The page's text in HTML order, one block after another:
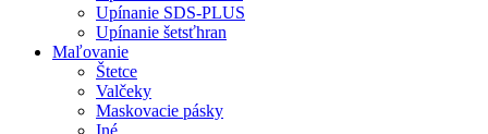
Upínanie SDS-PLUS
Upínanie šetsťhran
Maľovanie
Štetce
Valčeky
Maskovacie pásky
Iné